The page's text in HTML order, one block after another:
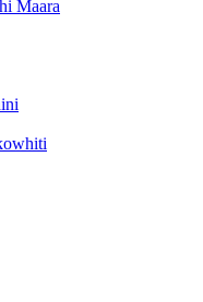
Maara